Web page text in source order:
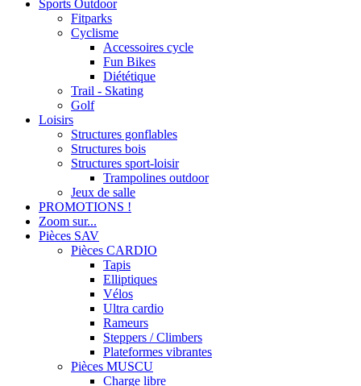
Sports Outdoor
Fitparks
Cyclisme
Accessoires cycle
Fun Bikes
Diététique
Trail - Skating
Golf
Loisirs
Structures gonflables
Structures bois
Structures sport-loisir
Trampolines outdoor
Jeux de salle
PROMOTIONS !
Zoom sur...
Pièces SAV
Pièces CARDIO
Tapis
Elliptiques
Vélos
Ultra cardio
Rameurs
Steppers / Climbers
Plateformes vibrantes
Pièces MUSCU
Charge libre